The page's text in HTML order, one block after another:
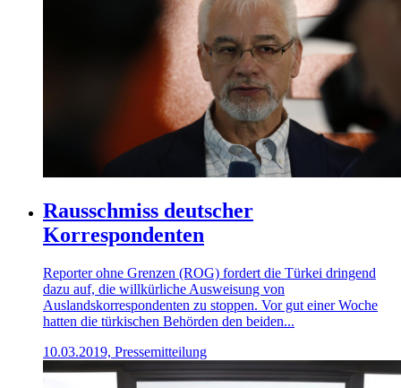
Rausschmiss deutscher
Korrespondenten
Reporter ohne Grenzen (ROG) fordert die Türkei dringend
dazu auf, die willkürliche Ausweisung von
Auslandskorrespondenten zu stoppen. Vor gut einer Woche
hatten die türkischen Behörden den beiden...
10.03.2019, Pressemitteilung